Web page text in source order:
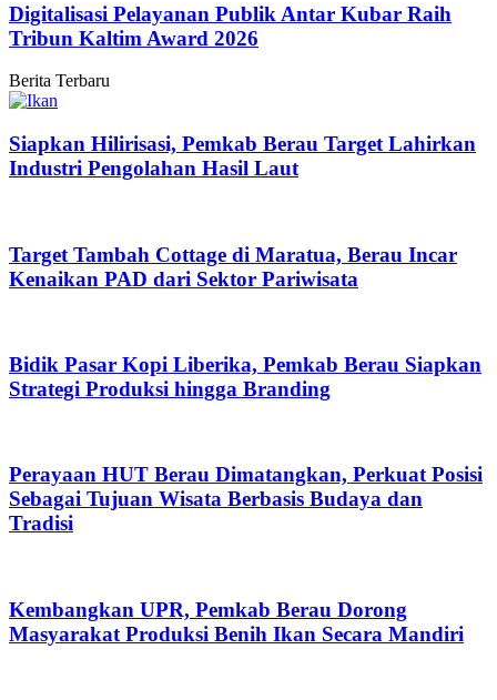
Digitalisasi Pelayanan Publik Antar Kubar Raih
Tribun Kaltim Award 2026
Berita Terbaru
Siapkan Hilirisasi, Pemkab Berau Target Lahirkan
Industri Pengolahan Hasil Laut
Target Tambah Cottage di Maratua, Berau Incar
Kenaikan PAD dari Sektor Pariwisata
Bidik Pasar Kopi Liberika, Pemkab Berau Siapkan
Strategi Produksi hingga Branding
Perayaan HUT Berau Dimatangkan, Perkuat Posisi
Sebagai Tujuan Wisata Berbasis Budaya dan
Tradisi
Kembangkan UPR, Pemkab Berau Dorong
Masyarakat Produksi Benih Ikan Secara Mandiri